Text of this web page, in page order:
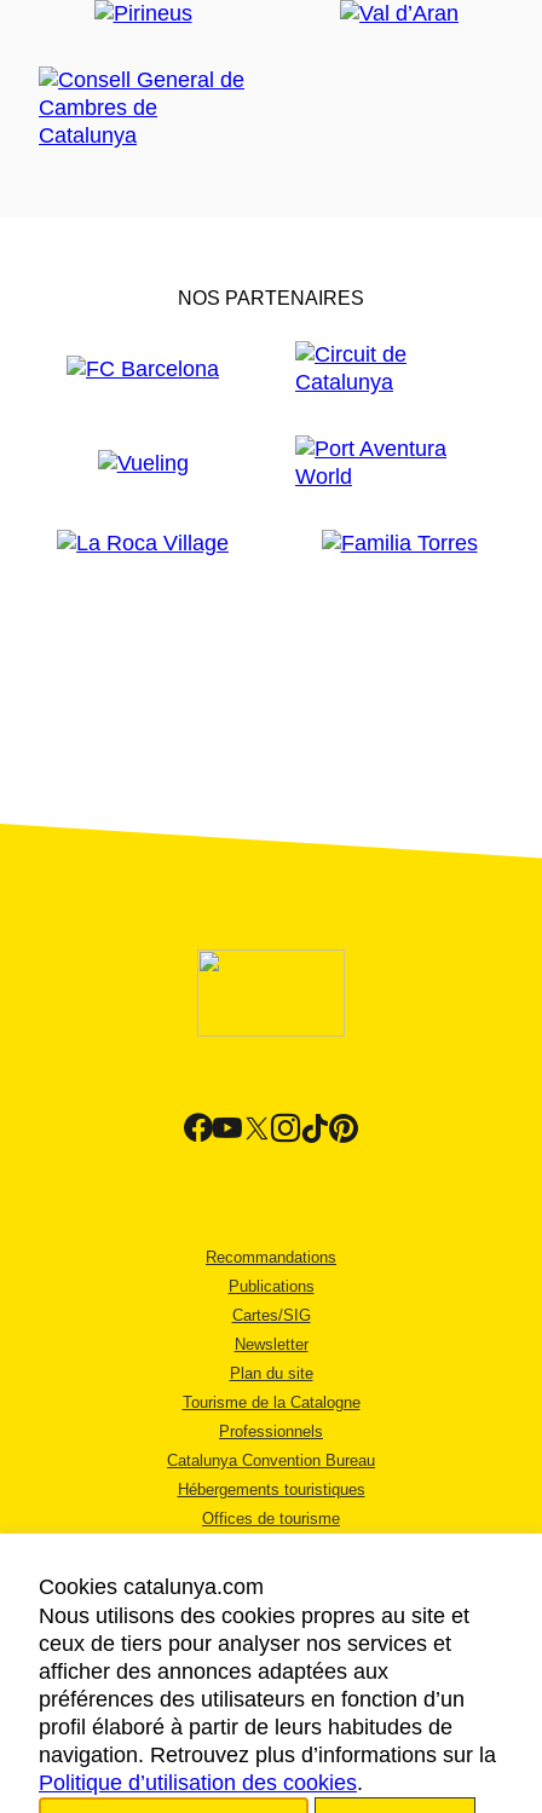
NOS PARTENAIRES
Recommandations
Publications
Cartes/SIG
Newsletter
Plan du site
Tourisme de la Catalogne
Professionnels
Catalunya Convention Bureau
Hébergements touristiques
Offices de tourisme
MENTIONS LÉGALES
RÈGLES DE CONFIDENTIALITÉ
COOKIES
ACCESSIBILITÉ
Cookies catalunya.com
Nous utilisons des cookies propres au site et
ceux de tiers pour analyser nos services et
afficher des annonces adaptées aux
préférences des utilisateurs en fonction d’un
profil élaboré à partir de leurs habitudes de
navigation. Retrouvez plus d’informations sur la
Politique d’utilisation des cookies.